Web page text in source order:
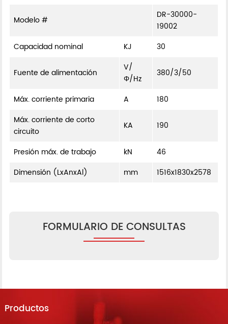
Modelo #
DR-30000-
19002
Capacidad nominal
KJ 30
Fuente de alimentación
V/
Φ/Hz
380/3/50
Máx. corriente primaria A
180
Máx. corriente de corto
circuito
KA 190
Presión máx. de trabajo kN
46
Dimensión (LxAnxAl)
mm 1516x1830x2578
FORMULARIO DE CONSULTAS
Productos